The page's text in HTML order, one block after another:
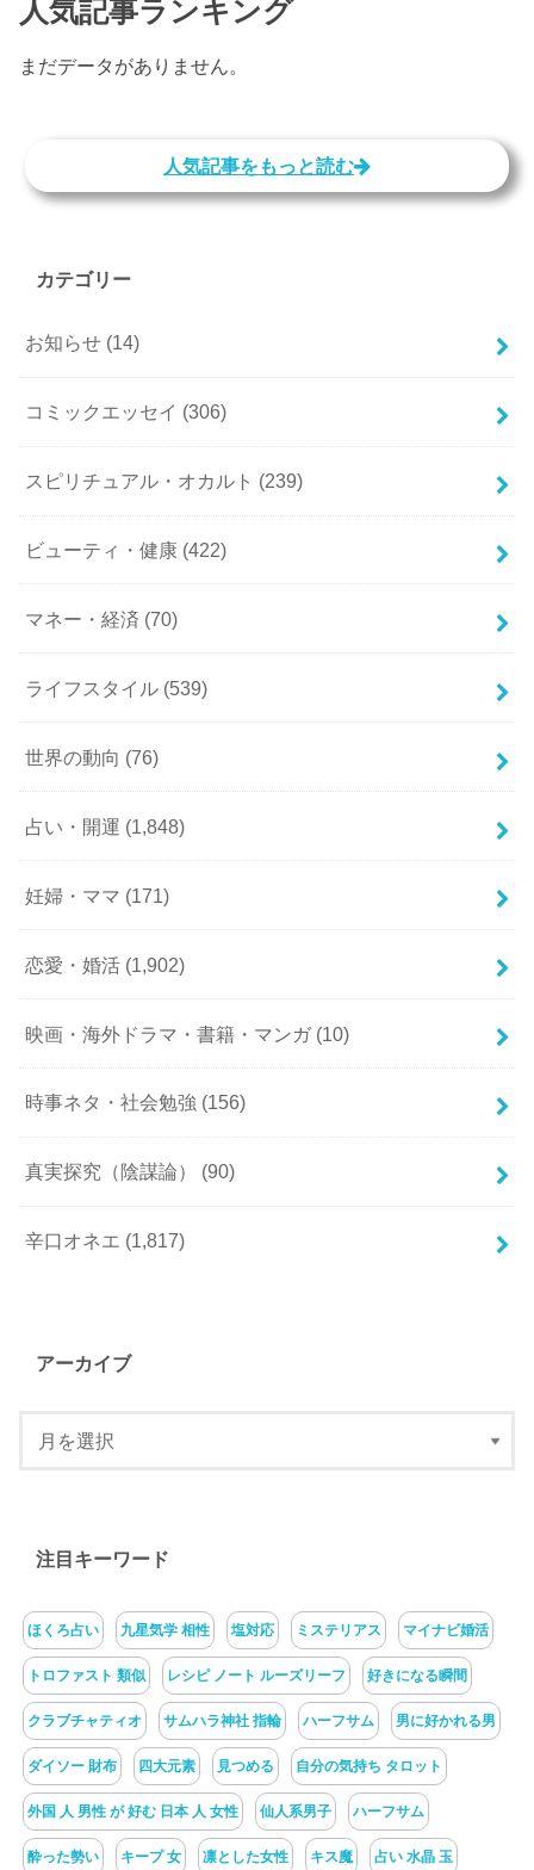
人気記事ランキング
まだデータがありません。
人気記事をもっと読む
カテゴリー
お知らせ (14)
コミックエッセイ (306)
スピリチュアル・オカルト (239)
ビューティ・健康 (422)
マネー・経済 (70)
ライフスタイル (539)
世界の動向 (76)
占い・開運 (1,848)
妊婦・ママ (171)
恋愛・婚活 (1,902)
映画・海外ドラマ・書籍・マンガ (10)
時事ネタ・社会勉強 (156)
真実探究（陰謀論） (90)
辛口オネエ (1,817)
アーカイブ
注目キーワード
ほくろ占い 九星気学 相性 塩対応 ミステリアス マイナビ婚活
トロファスト 類似 レシピ ノート ルーズリーフ 好きになる瞬間
クラブチャティオ サムハラ神社 指輪 ハーフサム 男に好かれる男
ダイソー 財布 四大元素 見つめる 自分の気持ち タロット
外国 人 男性 が 好む 日本 人 女性 仙人系男子 ハーフサム
酔った勢い キープ 女 凛とした女性 キス魔 占い 水晶 玉